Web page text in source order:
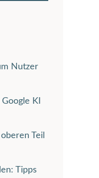
Nutzer
KI
Teil
Tipps